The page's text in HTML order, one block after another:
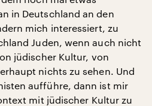
in Deutschland an den
mich interessiert, zu
Juden, wenn auch nicht
jüdischer Kultur, von
nichts zu sehen. Und
aufführe, dann ist mir
mit jüdischer Kultur zu